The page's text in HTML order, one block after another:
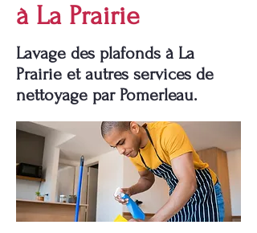
à La Prairie
Lavage des plafonds à La
Prairie et autres services de
nettoyage par Pomerleau.